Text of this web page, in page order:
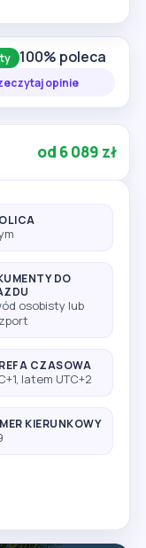
100% poleca
opinie
od 6 089 zł
DO
osobisty lub
CZASOWA
latem UTC+2
KIERUNKOWY